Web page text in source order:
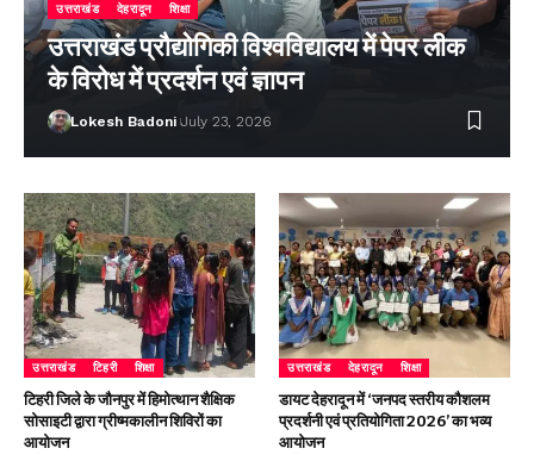
उत्तराखंड देहरादून शिक्षा
उत्तराखंड प्रौद्योगिकी विश्वविद्यालय में पेपर लीक
के विरोध में प्रदर्शन एवं ज्ञापन
Lokesh Badoni July 23, 2026
उत्तराखंड टिहरी शिक्षा
टिहरी जिले के जौनपुर में हिमोत्थान शैक्षिक
सोसाइटी द्वारा ग्रीष्मकालीन शिविरों का
आयोजन
उत्तराखंड देहरादून शिक्षा
डायट देहरादून में ‘जनपद स्तरीय कौशलम
प्रदर्शनी एवं प्रतियोगिता 2026’ का भव्य
आयोजन